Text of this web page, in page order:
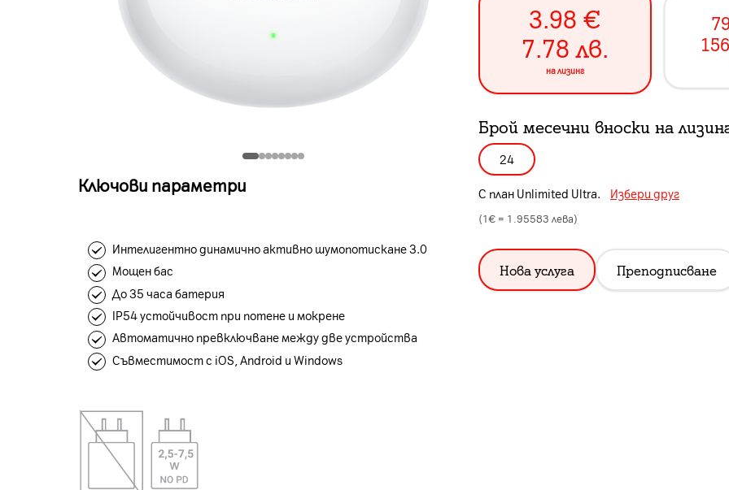
Ключови параметри
Интелигентно динамично активно шумопотискане 3.0
Мощен бас
До 35 часа батерия
IP54 устойчивост при потене и мокрене
Автоматично превключване между две устройства
Съвместимост с iOS, Android и Windows
3.98 €
7.78 лв.
на лизинг
Брой месечни вноски на
24
С план Unlimited Ultra. Избери друг
(1€ = 1.95583 лева)
Нова услуга Преподписване